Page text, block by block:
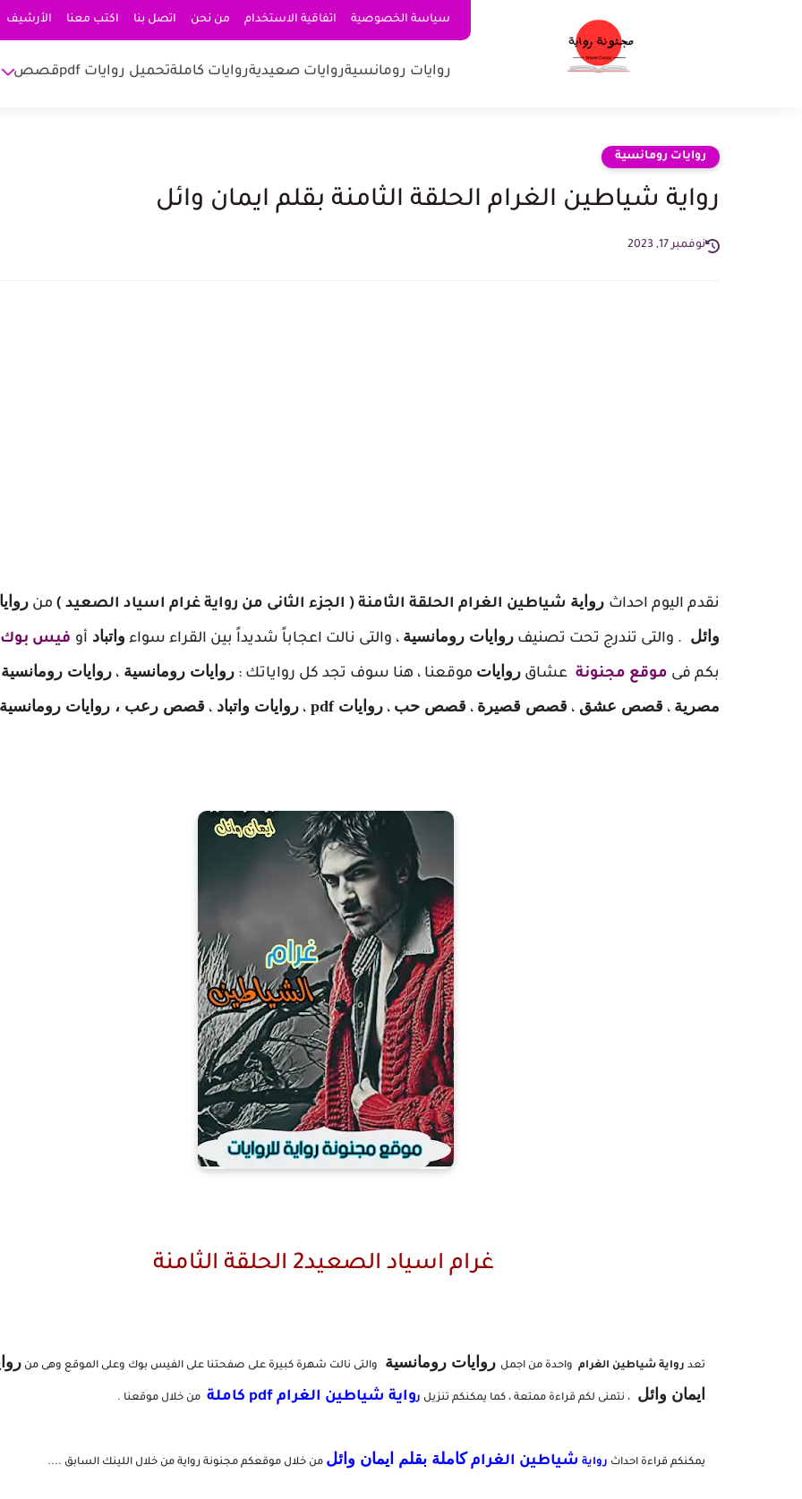
سياسة الخصوصية اتفاقية الاستخدام من نحن اتصل بنا اكتب معنا الأرشيف
روايات رومانسيةروايات صعيديةروايات كاملةتحميل روايات pdf قصص
روايات رومانسية
رواية شياطين الغرام الحلقة الثامنة بقلم ايمان وائل
نوفمبر 17, 2023
نقدم اليوم احداث ر واية شياطين الغرام الحلقة الثامنة ( الجزء الثانى من رواية غرام اسياد الصعيد ) من
وائل
. والتى تندرج تحت تصنيف روايات رومانسية ، والتى نالت اعجاباً شديداً بين القراء سواء واتباد أو فيس
بكم فى موقع مجنونة عشاق روايات موقعنا ، هنا سوف تجد كل رواياتك : روايات رومانسية ، روايات رومانسية
مصرية ، قصص عشق ، قصص قصيرة ، قصص حب ، روايات pdf ، روايات واتباد ، قصص رعب ، روايات رومانسية
غرام اسياد الصعيد2 الحلقة الثامنة
تعد رواية شياطين الغرام واحدة من اجمل روايات رومانسية والتى نالت شهرة كبيرة على صفحتنا على الفيس بوك وعلى الموقع وهى من
ايمان وائل
، نتمنى لكم قراءة ممتعة ، كما يمكنكم تنزيل رواية شياطين الغرام pdf كاملة من خلال موقعنا .
يمكنكم قراءة احداث رواية شياطين الغرام كاملة بقلم ايمان وائل من خلال موقعكم مجنونة رواية من خلال اللينك السابق ....